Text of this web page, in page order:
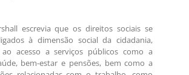
escrevia que os direitos sociais se
à dimensão social da cidadania,
ao acesso a serviços públicos como a
bem-estar e pensões, bem como a